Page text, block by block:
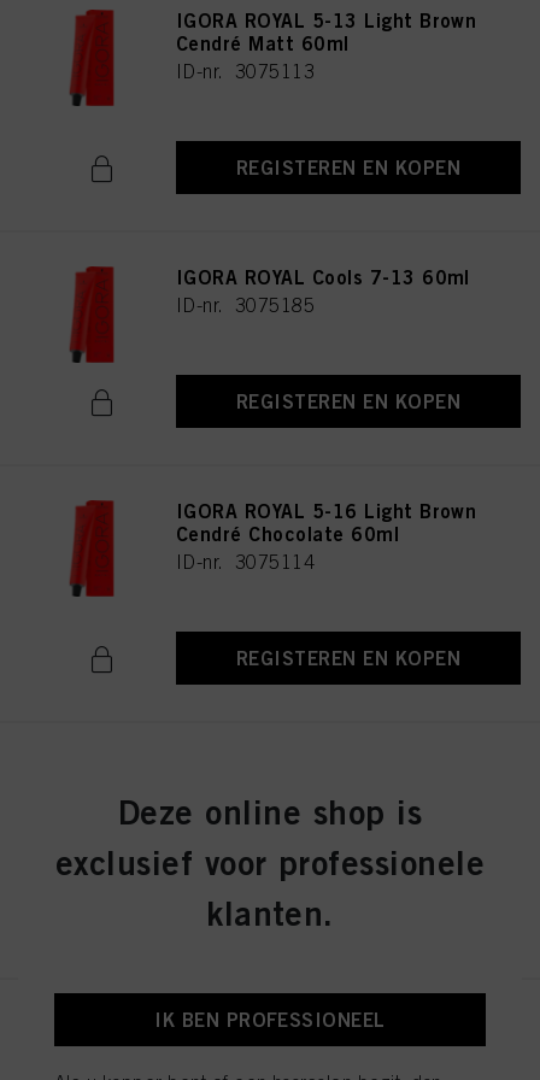
IGORA ROYAL 5-13 Light Brown
Cendré Matt 60ml
ID-nr. 3075113
REGISTEREN EN KOPEN
IGORA ROYAL Cools 7-13 60ml
ID-nr. 3075185
REGISTEREN EN KOPEN
IGORA ROYAL 5-16 Light Brown
Cendré Chocolate 60ml
ID-nr. 3075114
REGISTEREN EN KOPEN
ID-nr. 3075141
REGISTEREN EN KOPEN
IGORA ROYAL 8-19 Light
Blonde Cendré Violet 60ml
ID-nr. 3075174
Deze online shop is
exclusief voor professionele
klanten.
IK BEN PROFESSIONEEL
Als u op "Cookie-instellingen" klikt, kunt u meer informatie vinden over de
verwerking van uw gegevens / het gebruik van cookies en deze toestaan voor
een of meer van de hierboven genoemde doeleinden. Door op "Alles
aanvaarden" te klikken, gaat u akkoord met het gebruik van cookies en met
de verwerking van uw persoonsgegevens voor alle hierboven vermelde
technisch noodzakelijk zijn om u deze website aan te kunnen bieden..